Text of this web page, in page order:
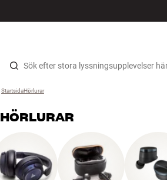
Hopp til innhold
Högtalare
Surround
Startsida ›
Hörlurar
HÖRLURAR